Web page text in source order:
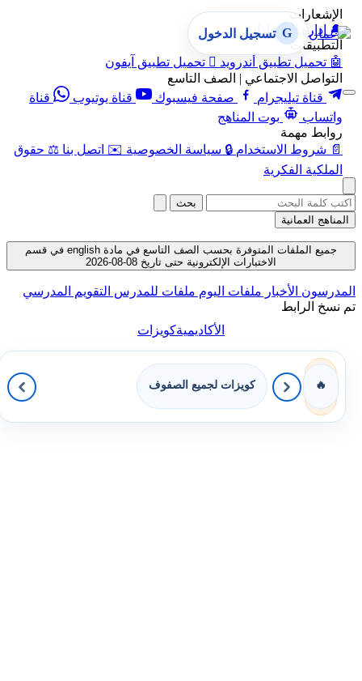
الإشعارات
🔔 إدارة الإشعارات
التطبيقات
🤖 تحميل تطبيق أندرويد  تحميل تطبيق آيفون
التواصل الاجتماعي | الصف التاسع
قناة تيليجرام
صفحة فيسبوك قناة يوتيوب
قناة
واتساب
بوت المناهج
روابط مهمة
📄 شروط الاستخدام 🔒 سياسة الخصوصية ✉️ اتصل بنا ⚖️ حقوق
الملكية الفكرية
G تسجيل الدخول
بحث
المناهج العمانية
جميع الملفات المتوفرة بحسب الصف التاسع في مادة english في قسم
الاختبارات الإلكترونية حتى تاريخ 08-08-2026
المدرسون الأخبار ملفات اليوم ملفات للمدرس التقويم المدرسي
تم نسخ الرابط
الأكاديميةكويزات
🔥 كويزات لجميع الصفوف